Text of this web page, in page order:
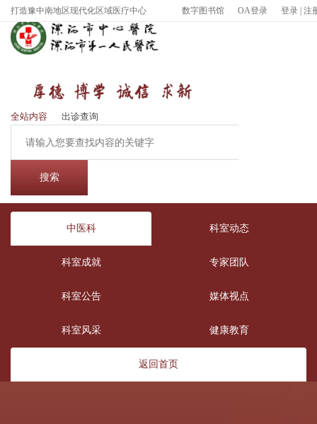
打造豫中南地区现代化区域医疗中心 数字图书馆 OA登录 登录 注
全站内容 出诊查询
中医科 科室动态
科室成就 专家团队
科室公告 媒体视点
科室风采 健康教育
返回首页